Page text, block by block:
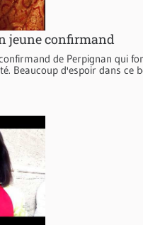
jeune confirmand
de Perpignan qui
Beaucoup d'espoir dans ce